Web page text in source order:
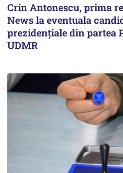
Crin Antonescu, prima
News la eventuala
prezidențiale din partea
UDMR